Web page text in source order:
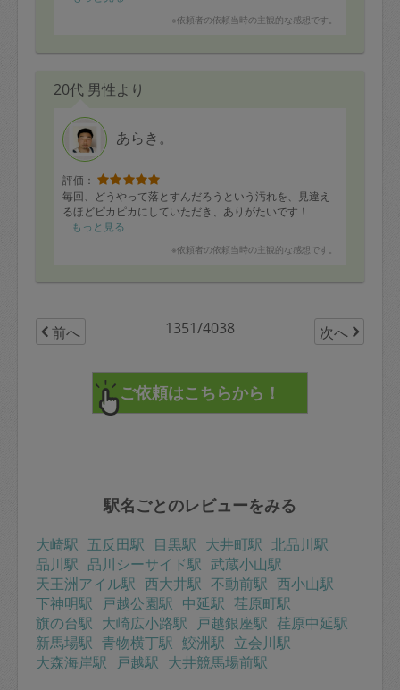
豚の塊肉を準備してお待ちしております。
※依頼者の依頼当時の主観的な感想です。
20代 男性より
あらき。
評価：
毎回、どうやって落とすんだろうという汚れを、見違え
るほどピカピカにしていただき、ありがたいです！
もっと見る
※依頼者の依頼当時の主観的な感想です。
前へ 1351/4038 次へ
駅名ごとのレビューをみる
大崎駅 五反田駅 目黒駅 大井町駅 北品川駅
品川駅 品川シーサイド駅 武蔵小山駅
天王洲アイル駅 西大井駅 不動前駅 西小山駅
下神明駅
戸越公園駅 中延駅 荏原町駅
旗の台駅 大崎広小路駅 戸越銀座駅 荏原中延駅
新馬場駅 青物横丁駅 鮫洲駅 立会川駅
大森海岸駅
戸越駅 大井競馬場前駅